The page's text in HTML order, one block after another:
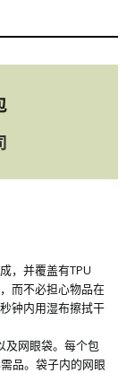
，并覆盖有TPU
而不必担心物品在
钟内用湿布擦拭干
及网眼袋。每个包
品。袋子内的网眼